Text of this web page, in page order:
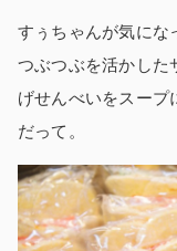
すぅちゃんが気にな
つぶつぶを活かした
げせんべいをスープ
だって。